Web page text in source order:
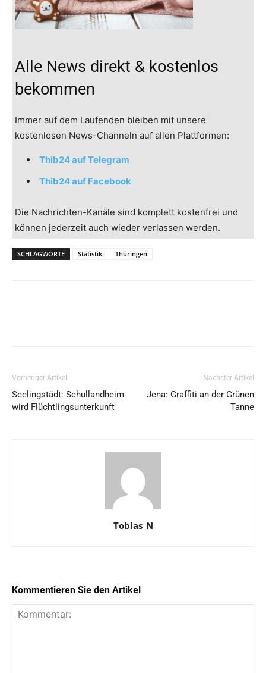
Alle News direkt & kostenlos
bekommen
Immer auf dem Laufenden bleiben mit unsere
kostenlosen News-Channeln auf allen Plattformen:
Thib24 auf Telegram
Thib24 auf Facebook
Die Nachrichten-Kanäle sind komplett kostenfrei und
können jederzeit auch wieder verlassen werden.
SCHLAGWORTE Statistik Thüringen
Vorheriger Artikel
Seelingstädt: Schullandheim
wird Flüchtlingsunterkunft
Nächster Artikel
Jena: Graffiti an der Grünen
Tanne
Tobias_N
Kommentieren Sie den Artikel